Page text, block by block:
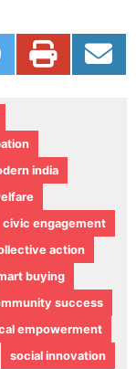
india
civic engagement
action
buying
success
empowerment
social innovation